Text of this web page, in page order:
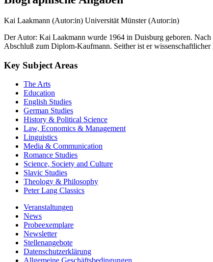
Kai Laakmann (Autor:in) Universität Münster (Autor:in)
Der Autor: Kai Laakmann wurde 1964 in Duisburg geboren.
Abschluß zum Diplom-Kaufmann. Seither ist er
Key Subject Areas
The Arts
Education
English Studies
German Studies
History & Political Science
Law, Economics & Management
Linguistics
Media & Communication
Romance Studies
Science, Society and Culture
Slavic Studies
Theology & Philosophy
Peter Lang Classics
Veranstaltungen
News
Probeexemplare
Newsletter
Stellenangebote
Datenschutzerklärung